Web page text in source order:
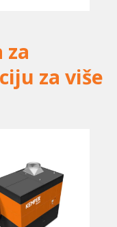
za više